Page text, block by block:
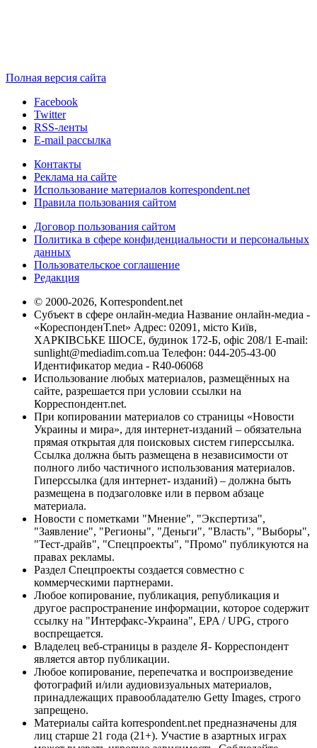
Полная версия сайта
Facebook
Twitter
RSS-ленты
E-mail рассылка
Контакты
Реклама на сайте
Использование материалов korrespondent.net
Правила пользования сайтом
Договор пользования сайтом
Политика в сфере конфиденциальности и персональных
данных
Пользовательское соглашение
Редакция
© 2000-2026, Korrespondent.net
Субъект в сфере онлайн-медиа Название онлайн-медиа -
«КореспонденТ.net» Адрес: 02091, місто Київ,
ХАРКІВСЬКЕ ШОСЕ, будинок 172-Б, офіс 208/1 E-mail:
sunlight@mediadim.com.ua Телефон: 044-205-43-00
Идентификатор медиа - R40-06068
Использование любых материалов, размещённых на
сайте, разрешается при условии ссылки на
Корреспондент.net.
При копировании материалов со страницы «Новости
Украины и мира», для интернет-изданий – обязательна
прямая открытая для поисковых систем гиперссылка.
Ссылка должна быть размещена в независимости от
полного либо частичного использования материалов.
Гиперссылка (для интернет- изданий) – должна быть
размещена в подзаголовке или в первом абзаце
материала.
Новости с пометками "Мнение", "Экспертиза",
"Заявление", "Регионы", "Деньги", "Власть", "Выборы",
"Тест-драйв", "Спецпроекты", "Промо" публикуются на
правах рекламы.
Раздел Спецпроекты создается совместно с
коммерческими партнерами.
Любое копирование, публикация, републикация и
другое распространение информации, которое содержит
ссылку на "Интерфакс-Украина", EPA / UPG, строго
воспрещается.
Владелец веб-страницы в разделе Я- Корреспондент
является автор публикации.
Любое копирование, перепечатка и воспроизведение
фотографий и/или аудиовизуальных материалов,
принадлежащих правообладателю Getty Images, строго
запрещено.
Материалы сайта korrespondent.net предназначены для
лиц старше 21 года (21+). Участие в азартных играх